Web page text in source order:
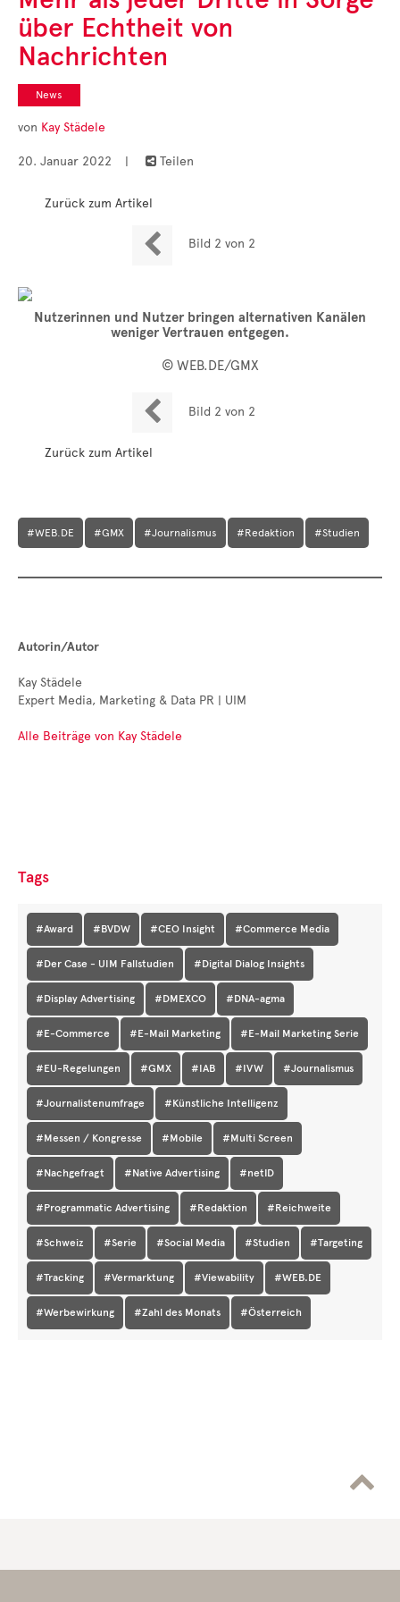
Cases
• Themen-Serien
• Kurzinterviews
über Echtheit von
Nachrichten
News
von Kay Städele
20. Januar 2022 |  Teilen
Zurück zum Artikel
 Bild 2 von 2
Nutzerinnen und Nutzer bringen alternativen Kanälen
weniger Vertrauen entgegen.
© WEB.DE/GMX
 Bild 2 von 2
Zurück zum Artikel
#WEB.DE #GMX #Journalismus #Redaktion #Studien
Autorin/Autor
Kay Städele
Expert Media, Marketing & Data PR | UIM
Alle Beiträge von Kay Städele
Tags
#Award #BVDW #CEO Insight #Commerce Media
#Der Case - UIM Fallstudien #Digital Dialog Insights
#Display Advertising #DMEXCO #DNA-agma
#E-Commerce #E-Mail Marketing #E-Mail Marketing Serie
#EU-Regelungen #GMX #IAB #IVW #Journalismus
#Journalistenumfrage #Künstliche Intelligenz
#Messen / Kongresse #Mobile #Multi Screen
#Nachgefragt #Native Advertising #netID
#Programmatic Advertising #Redaktion #Reichweite
#Schweiz #Serie #Social Media #Studien #Targeting
#Tracking #Vermarktung #Viewability #WEB.DE
#Werbewirkung #Zahl des Monats #Österreich
